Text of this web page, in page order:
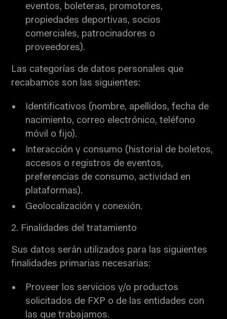
eventos, boleteras, promotores,
propiedades deportivas, socios
comerciales, patrocinadores o
proveedores).
Las categorías de datos personales que
recabamos son las siguientes:
Identificativos (nombre, apellidos, fecha de
nacimiento, correo electrónico, teléfono
móvil o fijo).
Interacción y consumo (historial de boletos,
accesos o registros de eventos,
preferencias de consumo, actividad en
plataformas).
Geolocalización y conexión.
2. Finalidades del tratamiento
Sus datos serán utilizados para las siguientes
finalidades primarias necesarias:
Proveer los servicios y/o productos
solicitados de FXP o de las entidades con
las que trabajamos.